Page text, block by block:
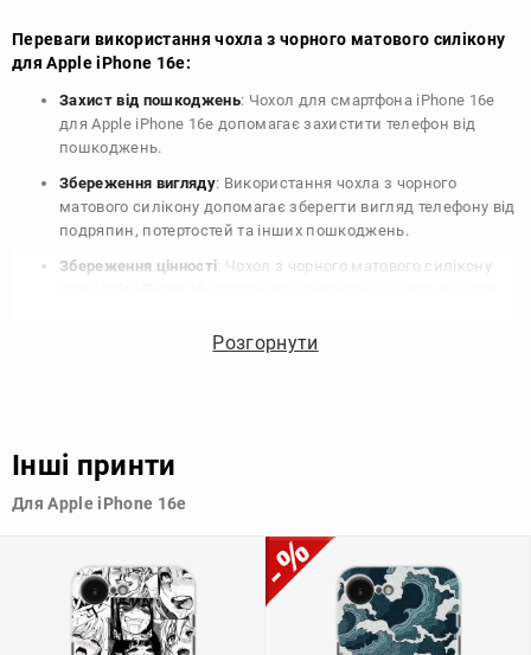
Переваги використання чохла з чорного матового силікону
для Apple iPhone 16e:
Захист від пошкоджень: Чохол для смартфона iPhone 16e
для Apple iPhone 16e допомагає захистити телефон від
пошкоджень.
Збереження вигляду: Використання чохла з чорного
матового силікону допомагає зберегти вигляд телефону від
подряпин, потертостей та інших пошкоджень.
Збереження цінності: Чохол з чорного матового силікону
продати свій пристрій в майбутньому.
Узагалі, чохол для телефону - це дуже корисний аксесуар, який
допомагає захистити ваш пристрій, зберегти його цінність і
Розгорнути
Інші принти
Для Apple iPhone 16e